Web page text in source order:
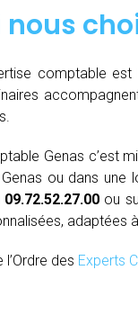
comptable
Genas c’est
ou dans une
09.72.52.27.00ou
adaptées
des Experts